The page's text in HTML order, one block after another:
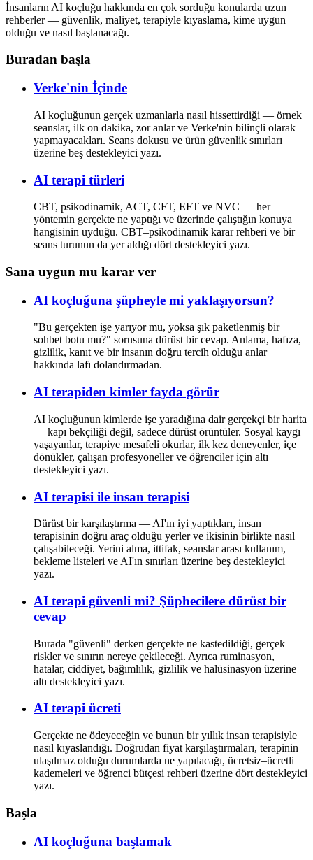
İnsanların AI koçluğu hakkında en çok sorduğu konularda uzun
rehberler — güvenlik, maliyet, terapiyle kıyaslama, kime uygun
olduğu ve nasıl başlanacağı.
Buradan başla
Verke'nin İçinde
AI koçluğunun gerçek uzmanlarla nasıl hissettirdiği — örnek
seanslar, ilk on dakika, zor anlar ve Verke'nin bilinçli olarak
yapmayacakları. Seans dokusu ve ürün güvenlik sınırları
üzerine beş destekleyici yazı.
AI terapi türleri
CBT, psikodinamik, ACT, CFT, EFT ve NVC — her
yöntemin gerçekte ne yaptığı ve üzerinde çalıştığın konuya
hangisinin uyduğu. CBT–psikodinamik karar rehberi ve bir
seans turunun da yer aldığı dört destekleyici yazı.
Sana uygun mu karar ver
AI koçluğuna şüpheyle mi yaklaşıyorsun?
"Bu gerçekten işe yarıyor mu, yoksa şık paketlenmiş bir
sohbet botu mu?" sorusuna dürüst bir cevap. Anlama, hafıza,
gizlilik, kanıt ve bir insanın doğru tercih olduğu anlar
hakkında lafı dolandırmadan.
AI terapiden kimler fayda görür
AI koçluğunun kimlerde işe yaradığına dair gerçekçi bir harita
— kapı bekçiliği değil, sadece dürüst örüntüler. Sosyal kaygı
yaşayanlar, terapiye mesafeli okurlar, ilk kez deneyenler, içe
dönükler, çalışan profesyoneller ve öğrenciler için altı
destekleyici yazı.
AI terapisi ile insan terapisi
Dürüst bir karşılaştırma — AI'ın iyi yaptıkları, insan
terapisinin doğru araç olduğu yerler ve ikisinin birlikte nasıl
çalışabileceği. Yerini alma, ittifak, seanslar arası kullanım,
bekleme listeleri ve AI'ın sınırları üzerine beş destekleyici
yazı.
AI terapi güvenli mi? Şüphecilere dürüst bir
cevap
Burada "güvenli" derken gerçekte ne kastedildiği, gerçek
riskler ve sınırın nereye çekileceği. Ayrıca ruminasyon,
hatalar, ciddiyet, bağımlılık, gizlilik ve halüsinasyon üzerine
altı destekleyici yazı.
AI terapi ücreti
Gerçekte ne ödeyeceğin ve bunun bir yıllık insan terapisiyle
nasıl kıyaslandığı. Doğrudan fiyat karşılaştırmaları, terapinin
ulaşılmaz olduğu durumlarda ne yapılacağı, ücretsiz–ücretli
kademeleri ve öğrenci bütçesi rehberi üzerine dört destekleyici
yazı.
Başla
AI koçluğuna başlamak